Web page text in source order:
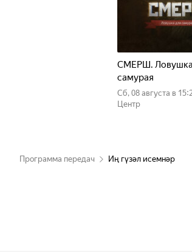
СМЕРШ.
самурая
сб, 08 августа в
Центр
Программа передач Иң гүзәл исемнәр